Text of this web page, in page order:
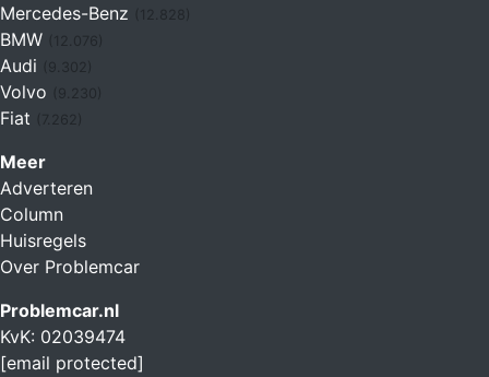
Mercedes-Benz
BMW (12.076)
Audi
Volvo
Fiat (7.262)
Meer
Adverteren
Column
Huisregels
Over Problemcar
Problemcar.nl
KvK: 02039474
[email protected]